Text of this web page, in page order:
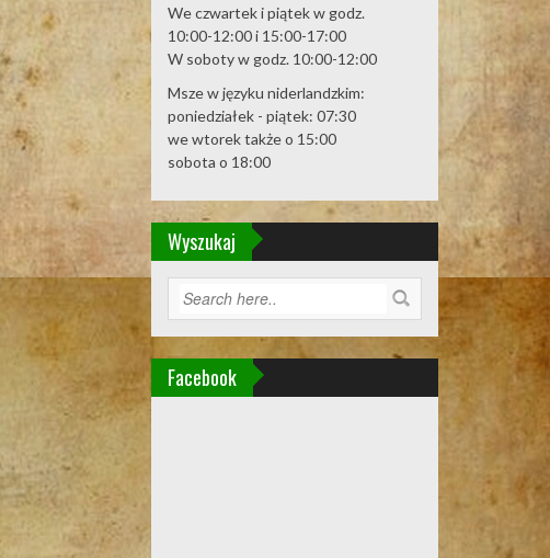
We czwartek i piątek w godz.
10:00-12:00 i 15:00-17:00
W soboty w godz. 10:00-12:00
Msze w języku niderlandzkim:
poniedziałek - piątek: 07:30
we wtorek także o 15:00
sobota o 18:00
Wyszukaj
Facebook